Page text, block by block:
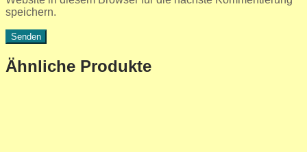
speichern.
Ähnliche Produkte